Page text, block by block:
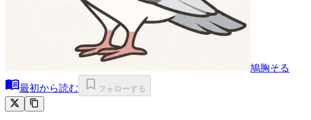
鳩胸そる
最初から読む
フォローする